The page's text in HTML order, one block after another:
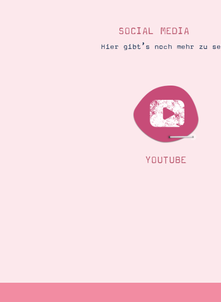
SOCIAL MEDIA
Hier gibt’s noch mehr zu
YOUTUBE